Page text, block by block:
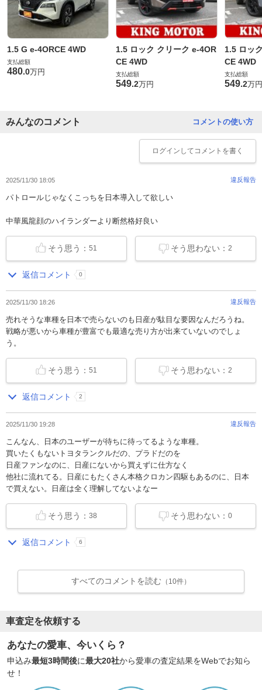
1.5 G e-4ORCE 4WD
支払総額
480.0万円
1.5 ロック クリーク e-4OR
CE 4WD
支払総額
549.2万円
1.5 ロッ
CE 4WD
支払総額
549.2万円
コメントの使い方
みんなのコメント
ログイン してコメントを書く
2025/11/30 18:05 違反報告
パトロールじゃなくこっちを日本導入して欲しい
中華風龍顔のハイランダーより断然格好良い
そう思わない：2
そう思う：51
返信コメント 0
2025/11/30 18:26 違反報告
売れそうな車種を日本で売らないのも日産が駄目な要因なんだろうね。
戦略が悪いから車種が豊富でも最適な売り方が出来ていないのでしょ
う。
そう思わない：2
そう思う：51
返信コメント 2
2025/11/30 19:28 違反報告
こんなん、日本のユーザーが待ちに待ってるような車種。
買いたくもないトヨタランクルだの、プラドだのを
日産ファンなのに、日産にないから買えずに仕方なく
他社に流れてる。日産にもたくさん本格クロカン四駆もあるのに、日本
で買えない。日産は全く理解してないよなー
そう思わない：0
そう思う：38
返信コメント 6
すべてのコメントを読む （10件）
車査定を依頼する
あなたの愛車、今いくら？
申込み最短3時間後に最大20社から愛車の査定結果をWebでお知ら
せ！